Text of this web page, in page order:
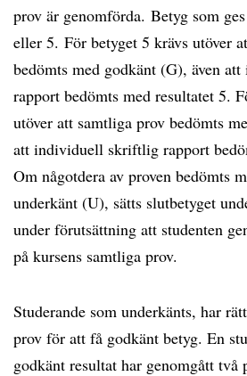
prov är genomförda. Betyg som
eller 5. För betyget 5 krävs utöver
bedömts med godkänt (G), även
rapport bedömts med resultatet 5.
utöver att samtliga prov bedömts
att individuell skriftlig rapport
Om någotdera av proven bedömts
underkänt (U), sätts slutbetyget
under förutsättning att studenten
på kursens samtliga prov.
Studerande som underkänts, har
prov för att få godkänt betyg. En
godkänt resultat har genomgått